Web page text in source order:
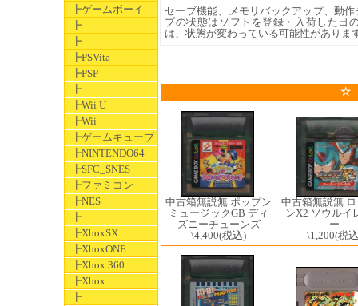
┣ゲームボーイ
┣
┣
┣PSVita
┣PSP
┣
┣Wii U
┣Wii
┣ゲームキューブ
┣NINTENDO64
┣SFC_SNES
┣ファミコン
┣NES
┣
┣XboxSX
┣XboxONE
┣Xbox 360
┣Xbox
┣
セーブ機能、メモリバックアップ、動
プの状態はソフトを登録・入荷した日
は、状態が変わっている可能性がありま
☆
中古箱無説無 ポップン
ミュージックGB ディ
ズニーチューンズ
\4,400(税込)
中古箱無説無
ンX2 ソウルイ
ー
\1,200(税